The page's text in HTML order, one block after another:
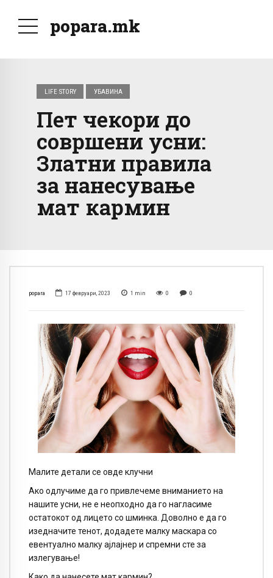
popara.mk
LIFE STORY УБАВИНА
Пет чекори до
совршени усни:
Златни правила
за нанесување
мат кармин
popara 17 февруари, 2023 1 min 0 0
Малите детали се овде клучни
Ако одлучиме да го привлечеме вниманието на
нашите усни, не е неопходно да го нагласиме
остатокот од лицето со шминка. Доволно е да го
изедначите тенот, додадете малку маскара со
евентуално малку ајлајнер и спремни сте за
излегување!